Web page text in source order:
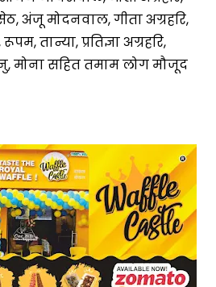
अंजू मोदनवाल, गीता अग्रहरि,
तान्या, प्रतिज्ञा अग्रहरि,
मोना सहित तमाम लोग मौजूद